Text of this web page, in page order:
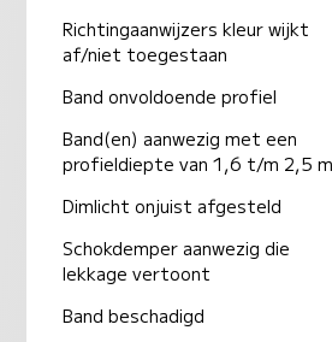
Richtingaanwijzers kleur wijkt
af/niet toegestaan
Band onvoldoende profiel
Band(en) aanwezig met een
profieldiepte van 1,6 t/m 2,5
Dimlicht onjuist afgesteld
Schokdemper aanwezig die
lekkage vertoont
Band beschadigd